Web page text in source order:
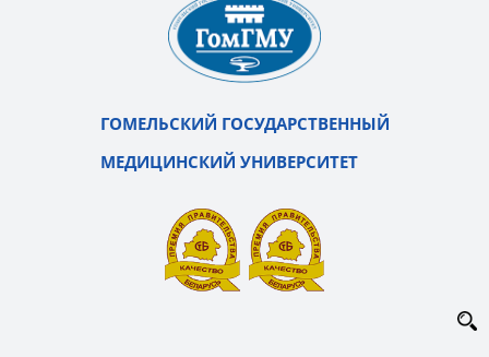
ГОМЕЛЬСКИЙ ГОСУДАРСТВЕННЫЙ
МЕДИЦИНСКИЙ УНИВЕРСИТЕТ